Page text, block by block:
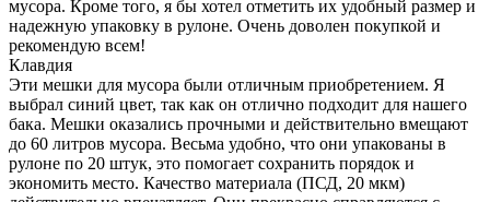
мусора. Кроме того, я бы хотел отметить их удобный размер и
надежную упаковку в рулоне. Очень доволен покупкой и
рекомендую всем!
Клавдия
Эти мешки для мусора были отличным приобретением. Я
выбрал синий цвет, так как он отлично подходит для нашего
бака. Мешки оказались прочными и действительно вмещают
до 60 литров мусора. Весьма удобно, что они упакованы в
рулоне по 20 штук, это помогает сохранить порядок и
экономить место. Качество материала (ПСД, 20 мкм)